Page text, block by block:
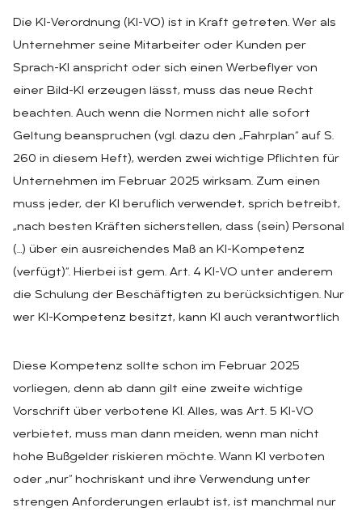
Die KI-Verordnung (KI-VO) ist in Kraft getreten. Wer als
Unternehmer seine Mitarbeiter oder Kunden per
Sprach-KI anspricht oder sich einen Werbeflyer von
einer Bild-KI erzeugen lässt, muss das neue Recht
beachten. Auch wenn die Normen nicht alle sofort
Geltung beanspruchen (vgl. dazu den „Fahrplan“ auf S.
260 in diesem Heft), werden zwei wichtige Pflichten für
Unternehmen im Februar 2025 wirksam. Zum einen
muss jeder, der KI beruflich verwendet, sprich betreibt,
„nach besten Kräften sicherstellen, dass (sein) Personal
(…) über ein ausreichendes Maß an KI-Kompetenz
(verfügt)“. Hierbei ist gem. Art. 4 KI-VO unter anderem
die Schulung der Beschäftigten zu berücksichtigen. Nur
wer KI-Kompetenz besitzt, kann KI auch verantwortlich
Diese Kompetenz sollte schon im Februar 2025
vorliegen, denn ab dann gilt eine zweite wichtige
Vorschrift über verbotene KI. Alles, was Art. 5 KI-VO
verbietet, muss man dann meiden, wenn man nicht
hohe Bußgelder riskieren möchte. Wann KI verboten
oder „nur“ hochriskant und ihre Verwendung unter
strengen Anforderungen erlaubt ist, ist manchmal nur